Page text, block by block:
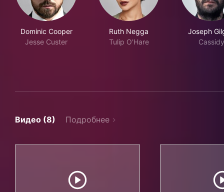
Dominic Cooper
Jesse Custer
Ruth Negga
Tulip O'Hare
Joseph
Cassidy
Видео (8) Подробнее